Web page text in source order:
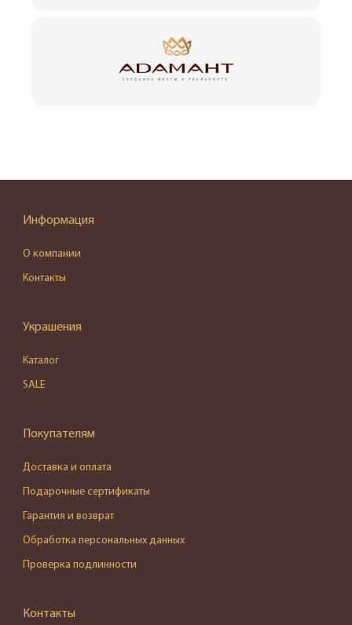
Информация
О компании
Контакты
Украшения
Каталог
SALE
Покупателям
Доставка и оплата
Подарочные сертификаты
Гарантия и возврат
Обработка персональных данных
Проверка подлинности
Контакты